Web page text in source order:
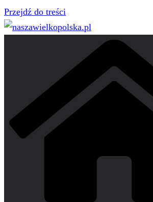
Przejdź do treści